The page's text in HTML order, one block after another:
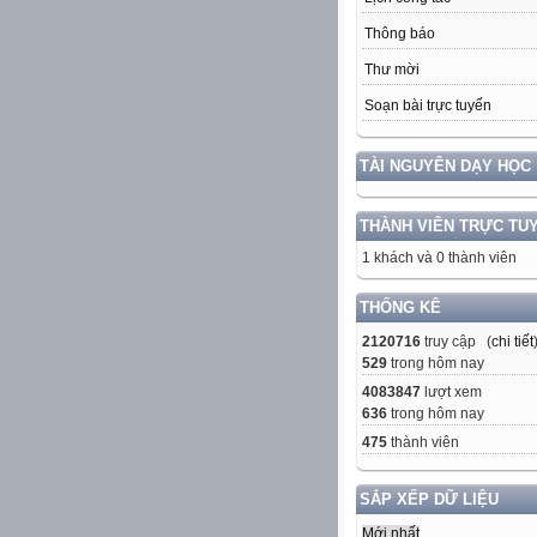
Thông báo
Thư mời
Soạn bài trực tuyến
TÀI NGUYÊN DẠY HỌC
THÀNH VIÊN TRỰC
1 khách và 0 thành viên
THỐNG KÊ
2120716 truy cập (chi tiết)
529 trong hôm nay
4083847 lượt xem
636 trong hôm nay
475 thành viên
SẮP XẾP DỮ LIỆU
Mới nhất